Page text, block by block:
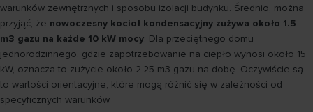
warunków zewnętrznych i sposobu izolacji budynku. Średnio, można
przyjąć, że nowoczesny kocioł kondensacyjny zużywa około 1.5
m3 gazu na każde 10 kW mocy. Dla przeciętnego domu
jednorodzinnego, gdzie zapotrzebowanie na ciepło wynosi około 15
kW, oznacza to zużycie około 2.25 m3 gazu na dobę. Oczywiście są
to wartości orientacyjne, które mogą różnić się w zależności od
specyficznych warunków.